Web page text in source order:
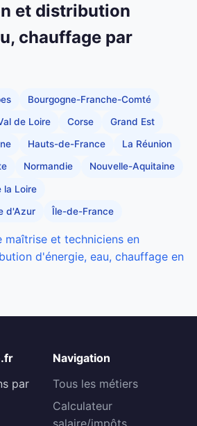
et distribution
chauffage par
Bourgogne-Franche-Comté
de Loire Corse Grand Est
Hauts-de-France La Réunion
Normandie Nouvelle-Aquitaine
la Loire
d'Azur Île-de-France
maîtrise et techniciens en
d'énergie, eau, chauffage en
par
Navigation
Tous les métiers
Calculateur
salaire/impôts